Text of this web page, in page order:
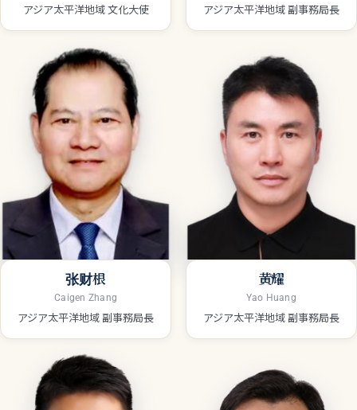
アジア太平洋地域 文化大使 アジア太平洋地域 副事務局長
张财根
Caigen Zhang
アジア太平洋地域 副事務局長
黄耀
Yao Huang
アジア太平洋地域 副事務局長